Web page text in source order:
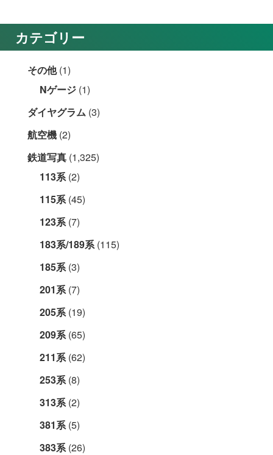
カテゴリー
その他(1)
Nゲージ (1)
ダイヤグラム (3)
航空機 (2)
鉄道写真 (1,325)
113系 (2)
115系 (45)
123系 (7)
183系/189系 (115)
185系 (3)
201系 (7)
205系 (19)
209系 (65)
211系 (62)
253系 (8)
313系 (2)
381系 (5)
383系 (26)